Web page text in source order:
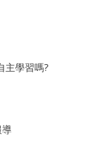
主學習嗎?